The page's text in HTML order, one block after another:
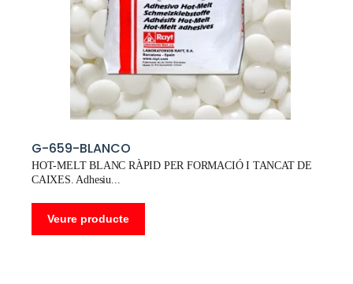
G-659-BLANCO
HOT-MELT BLANC RÀPID PER FORMACIÓ I TANCAT DE
CAIXES. Adhesiu
Veure producte